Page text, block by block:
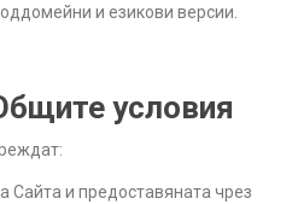
и езикови версии.
условия
Сайта и предоставяната чрез